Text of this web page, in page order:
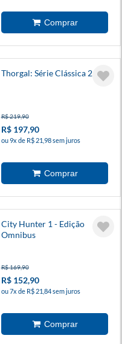
Thorgal: Série Clássica 2
R$ 219,90
R$ 197,90
ou 9x de R$ 21,98 sem juros
City Hunter 1 - Edição
Omnibus
R$ 169,90
R$ 152,90
ou 7x de R$ 21,84 sem juros